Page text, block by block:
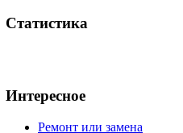
Статистика
Интересное
Ремонт или замена